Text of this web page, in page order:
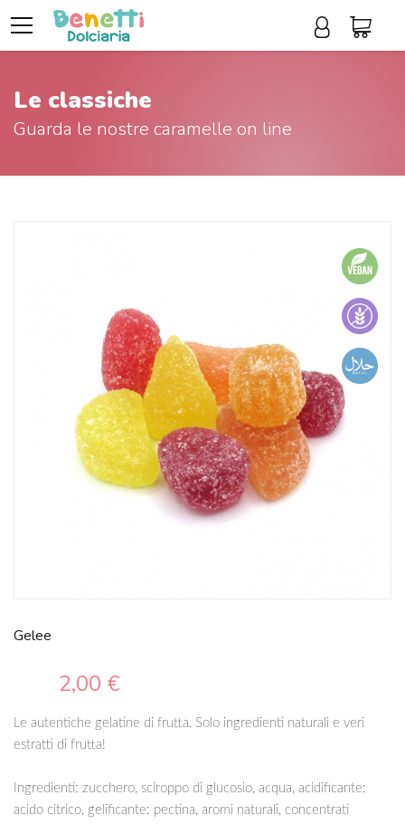
Le classiche
Guarda le nostre caramelle on line
Gelee
2,00 €
Le autentiche gelatine di frutta. Solo ingredienti naturali e veri
estratti di frutta!
Ingredienti: zucchero, sciroppo di glucosio, acqua, acidificante:
acido citrico, gelificante: pectina, aromi naturali, concentrati